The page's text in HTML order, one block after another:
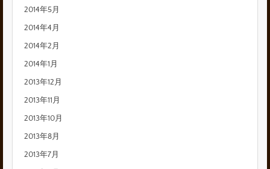
2014年5月
2014年4月
2014年2月
2014年1月
2013年12月
2013年11月
2013年10月
2013年8月
2013年7月